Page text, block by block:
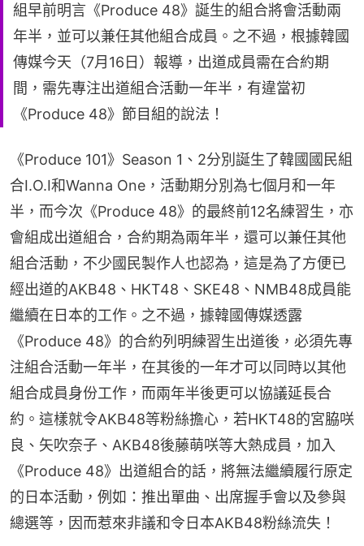
組早前明言《Produce 48》誕生的組合將會活動兩
年半，並可以兼任其他組合成員。之不過，根據韓國
傳媒今天（7月16日）報導，出道成員需在合約期
間，需先專注出道組合活動一年半，有違當初
《Produce 48》節目組的說法！
《Produce 101》Season 1、2分別誕生了韓國國民組
合I.O.I和Wanna One，活動期分別為七個月和一年
半，而今次《Produce 48》的最終前12名練習生，亦
會組成出道組合，合約期為兩年半，還可以兼任其他
組合活動，不少國民製作人也認為，這是為了方便已
經出道的AKB48、HKT48、SKE48、NMB48成員能
繼續在日本的工作。之不過，據韓國傳媒透露
《Produce 48》的合約列明練習生出道後，必須先專
注組合活動一年半，在其後的一年才可以同時以其他
組合成員身份工作，而兩年半後更可以協議延長合
約。這樣就令AKB48等粉絲擔心，若HKT48的宮脇咲
良、矢吹奈子、AKB48後藤萌咲等大熱成員，加入
《Produce 48》出道組合的話，將無法繼續履行原定
的日本活動，例如：推出單曲、出席握手會以及參與
總選等，因而惹來非議和令日本AKB48粉絲流失！